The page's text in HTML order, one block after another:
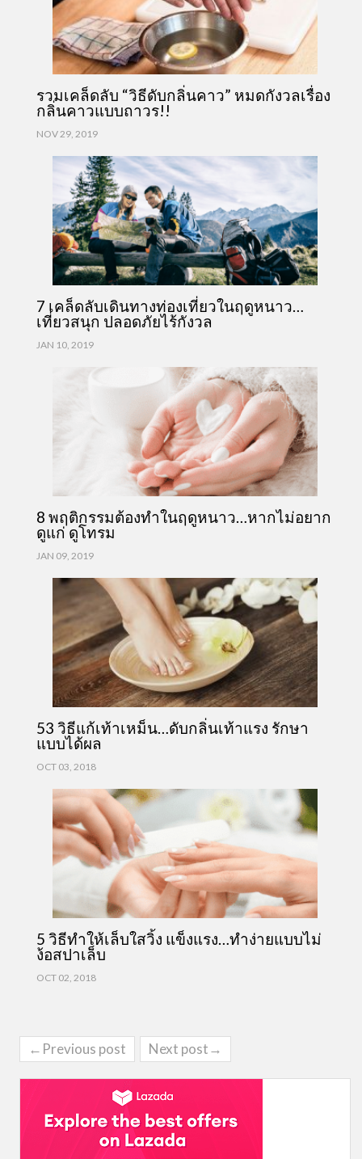
รวมเคล็ดลับ “วิธีดับกลิ่นคาว” หมดกังวลเรื่อง
กลิ่นคาวแบบถาวร!!
NOV 29, 2019
7 เคล็ดลับเดินทางท่องเที่ยวในฤดูหนาว…
เที่ยวสนุก ปลอดภัยไร้กังวล
JAN 10, 2019
8 พฤติกรรมต้องทำในฤดูหนาว…หากไม่อยาก
ดูแก่ ดูโทรม
JAN 09, 2019
53 วิธีแก้เท้าเหม็น…ดับกลิ่นเท้าแรง รักษา
แบบได้ผล
OCT 03, 2018
5 วิธีทำให้เล็บใสวิ้ง แข็งแรง…ทำง่ายแบบไม่
ง้อสปาเล็บ
OCT 02, 2018
←Previous post Next post→